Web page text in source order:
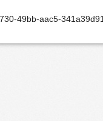
49bb-aac5-